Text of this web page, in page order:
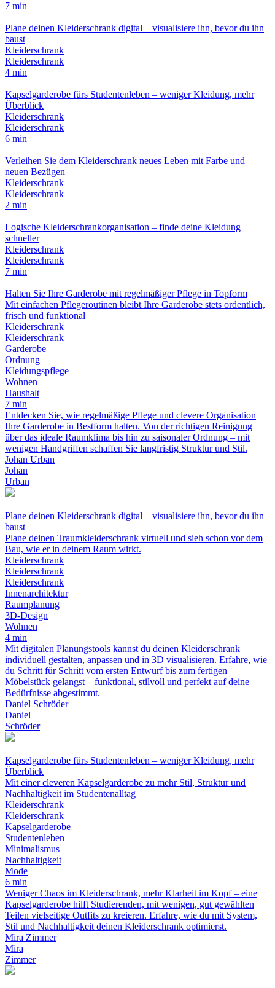
7 min
Plane deinen Kleiderschrank digital – visualisiere ihn, bevor du ihn
baust
Kleiderschrank
Kleiderschrank
4 min
Kapselgarderobe fürs Studentenleben – weniger Kleidung, mehr
Überblick
Kleiderschrank
Kleiderschrank
6 min
Verleihen Sie dem Kleiderschrank neues Leben mit Farbe und
neuen Bezügen
Kleiderschrank
Kleiderschrank
2 min
Logische Kleiderschrankorganisation – finde deine Kleidung
schneller
Kleiderschrank
Kleiderschrank
7 min
Halten Sie Ihre Garderobe mit regelmäßiger Pflege in Topform
Mit einfachen Pflegeroutinen bleibt Ihre Garderobe stets ordentlich,
frisch und funktional
Kleiderschrank
Kleiderschrank
Garderobe
Ordnung
Kleidungspflege
Wohnen
Haushalt
7 min
Entdecken Sie, wie regelmäßige Pflege und clevere Organisation
Ihre Garderobe in Bestform halten. Von der richtigen Reinigung
über das ideale Raumklima bis hin zu saisonaler Ordnung – mit
wenigen Handgriffen schaffen Sie langfristig Struktur und Stil.
Johan Urban
Johan
Urban
Plane deinen Kleiderschrank digital – visualisiere ihn, bevor du ihn
baust
Plane deinen Traumkleiderschrank virtuell und sieh schon vor dem
Bau, wie er in deinem Raum wirkt.
Kleiderschrank
Kleiderschrank
Kleiderschrank
Innenarchitektur
Raumplanung
3D-Design
Wohnen
4 min
Mit digitalen Planungstools kannst du deinen Kleiderschrank
individuell gestalten, anpassen und in 3D visualisieren. Erfahre, wie
du Schritt für Schritt vom ersten Entwurf bis zum fertigen
Möbelstück gelangst – funktional, stilvoll und perfekt auf deine
Bedürfnisse abgestimmt.
Daniel Schröder
Daniel
Schröder
Kapselgarderobe fürs Studentenleben – weniger Kleidung, mehr
Überblick
Mit einer cleveren Kapselgarderobe zu mehr Stil, Struktur und
Nachhaltigkeit im Studentenalltag
Kleiderschrank
Kleiderschrank
Kapselgarderobe
Studentenleben
Minimalismus
Nachhaltigkeit
Mode
6 min
Weniger Chaos im Kleiderschrank, mehr Klarheit im Kopf – eine
Kapselgarderobe hilft Studierenden, mit wenigen, gut gewählten
Teilen vielseitige Outfits zu kreieren. Erfahre, wie du mit System,
Stil und Nachhaltigkeit deinen Kleiderschrank optimierst.
Mira Zimmer
Mira
Zimmer